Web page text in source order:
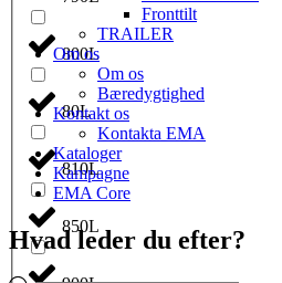
800L
80L
810L
850L
Fronttilt
TRAILER
Om os
Om os
Bæredygtighed
Kontakt os
Kontakta EMA
Kataloger
Kampagne
EMA Core
Hvad leder du efter?